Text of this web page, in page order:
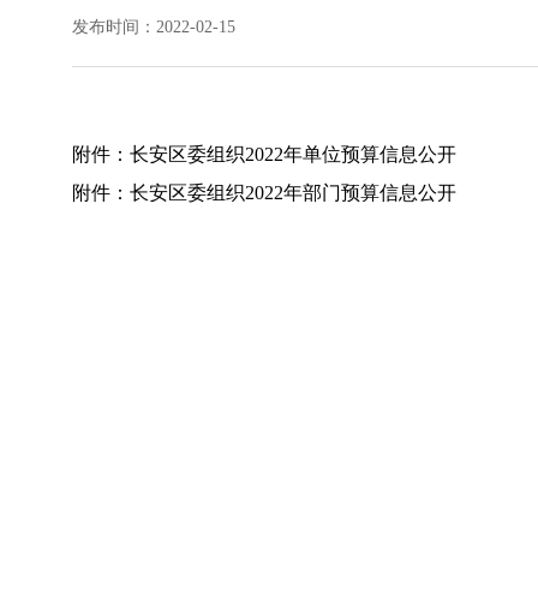
发布时间：2022-02-15
附件： 长安区委组织2022年单位预算信息公开
附件： 长安区委组织2022年部门预算信息公开